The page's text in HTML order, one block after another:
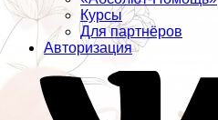
Курсы
Для партнёров
Авторизация